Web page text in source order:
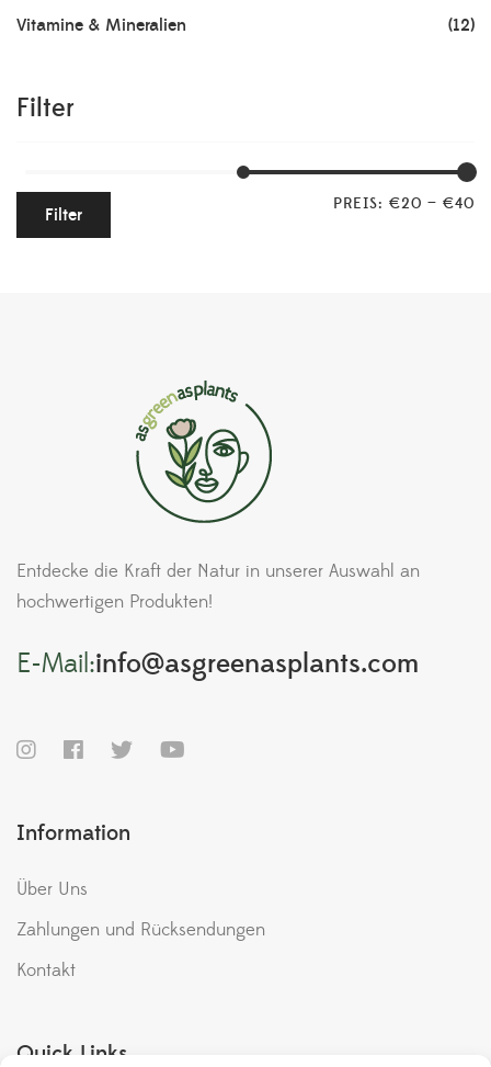
Vitamine & Mineralien (12)
Filter
Filter PREIS: €20 — €40
Entdecke die Kraft der Natur in unserer Auswahl an
hochwertigen Produkten!
E-Mail:info@asgreenasplants.com
Information
Über Uns
Zahlungen und Rücksendungen
Kontakt
Quick Links